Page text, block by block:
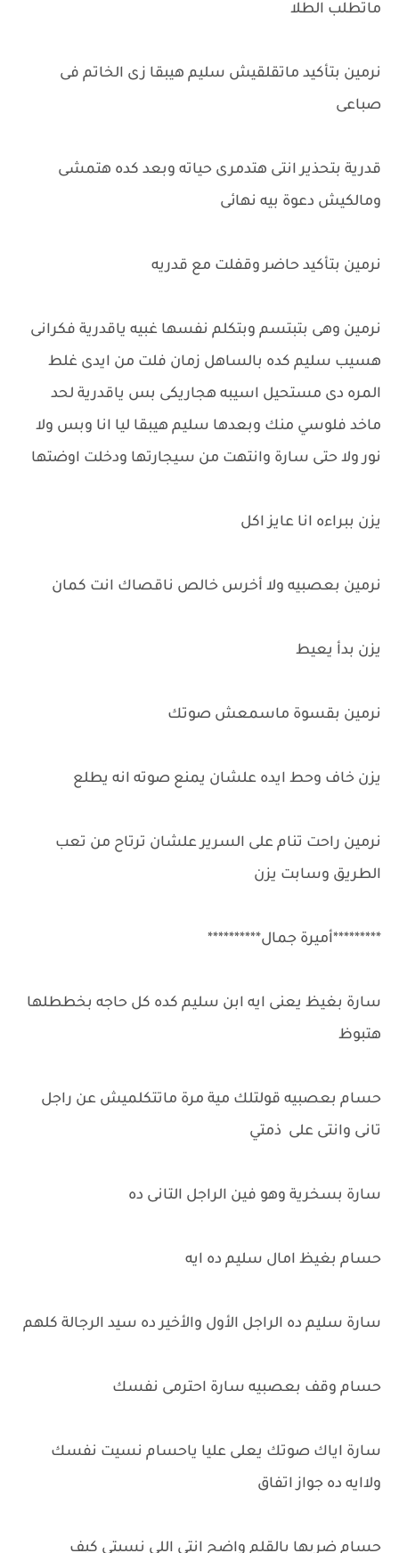
ماتطلب الطلا
نرمين بتأكيد ماتقلقيش سليم هيبقا زى الخاتم فى
صباعى
قدرية بتحذير انتى هتدمرى حياته وبعد كده هتمشى
ومالكيش دعوة بيه نهائى
نرمين بتأكيد حاضر وقفلت مع قدريه
نرمين وهى بتبتسم وبتكلم نفسها غبيه ياقدرية فكرانى
هسيب سليم كده بالساهل زمان فلت من ايدى غلط
المره دى مستحيل اسيبه هجاريكى بس ياقدرية لحد
ماخد فلوسي منك وبعدها سليم هيبقا ليا انا وبس ولا
نور ولا حتى سارة وانتهت من سيجارتها ودخلت اوضتها
يزن ببراءه انا عايز اكل
نرمين بعصبيه ولا أخرس خالص ناقصاك انت كمان
يزن بدأ يعيط
نرمين بقسوة ماسمعش صوتك
يزن خاف وحط ايده علشان يمنع صوته انه يطلع
نرمين راحت تنام على السرير علشان ترتاح من تعب
الطريق وسابت يزن
*********أميرة جمال**********
سارة بغيظ يعنى ايه ابن سليم كده كل حاجه بخططلها
هتبوظ
حسام بعصبيه قولتلك مية مرة ماتتكلميش عن راجل
تانى وانتى على ذمتي
سارة بسخرية وهو فين الراجل التانى ده
حسام بغيظ امال سليم ده ايه
سارة سليم ده الراجل الأول والأخير ده سيد الرجالة كلهم
حسام وقف بعصبيه سارة احترمى نفسك
سارة اياك صوتك يعلى عليا ياحسام نسيت نفسك
ولاايه ده جواز اتفاق
حسام ضربها بالقلم واضح انتى اللى نسيتى كيف